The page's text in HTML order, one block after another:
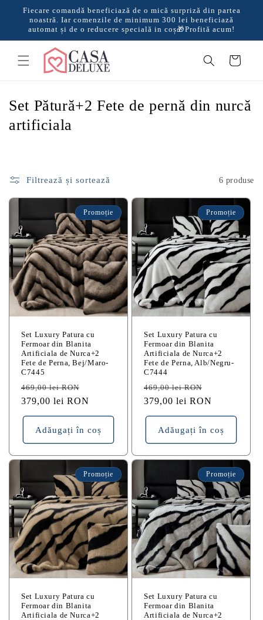
Salt la
conținut
Fiecare comandă beneficiază de o mică surpriză din partea
noastră. Iar comenzile de minimum 300 lei beneficiază
automat și de o reducere specială in coș🎁Profită acum!
Coș
C
o
c
ț
e
:
Set Pătură+2 Fete de pernă din nurcă
artificiala
Filtrează și sortează 6 produse
Promoție
Set Luxury Patura cu
Fermoar din Blanita
Artificiala de Nurca+2
Fete de Perna, Bej/Maro-
C7445
Preț
obișnuit
469,00 lei RON
redus
379,00 lei RON
Adăugați în coș
Promoție
Set Luxury Patura cu
Fermoar din Blanita
Artificiala de Nurca+2
Fete de Perna, Alb/Negru-
C7444
Preț
obișnuit
469,00 lei RON
redus
379,00 lei RON
Adăugați în coș
Promoție
Set Luxury Patura cu
Fermoar din Blanita
Artificiala de Nurca+2
Promoție
Set Luxury Patura cu
Fermoar din Blanita
Artificiala de Nurca+2